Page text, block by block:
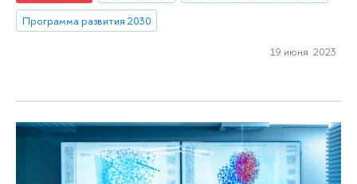
Программа развития 2030
19 июня 2023